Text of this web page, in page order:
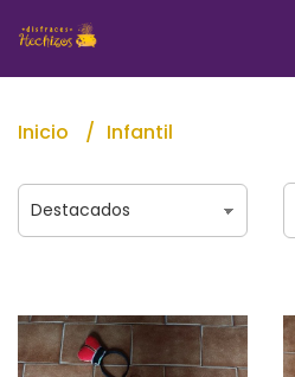
Inicio Infantil